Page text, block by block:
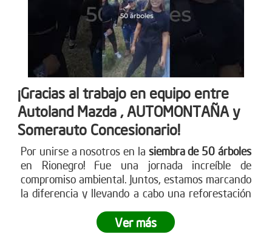
¡Gracias al trabajo en equipo entre
Autoland Mazda , AUTOMONTAÑA y
Somerauto Concesionario!
Por unirse a nosotros en la siembra de 50 árboles
en Rionegro! Fue una jornada increíble de
compromiso ambiental. Juntos, estamos marcando
la diferencia y llevando a cabo una reforestación
Ver más